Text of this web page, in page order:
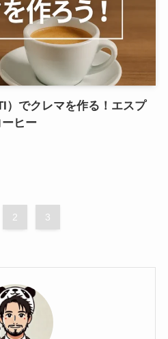
）でクレマを作る！エスプ
ヒー
2 3